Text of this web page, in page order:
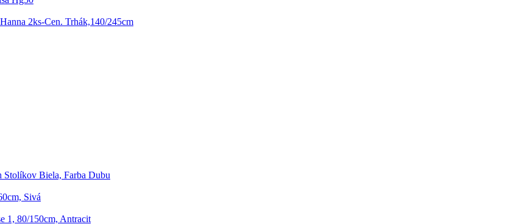
2ks-Cen. Trhák,140/245cm
Stolíkov Biela, Farba Dubu
Sivá
1, 80/150cm, Antracit